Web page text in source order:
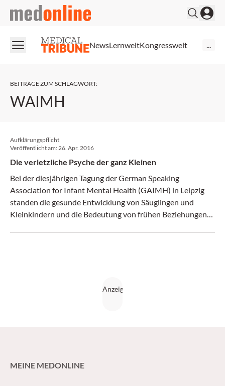
medonline
NewsLernweltKongresswelt
BEITRÄGE ZUM SCHLAGWORT:
WAIMH
Aufklärungspflicht
Veröffentlicht am:26. Apr. 2016
Die verletzliche Psyche der ganz Kleinen
Bei der diesjährigen Tagung der German Speaking
Association for Infant Mental Health (GAIMH) in Leipzig
standen die gesunde Entwicklung von Säuglingen und
Kleinkindern und die Bedeutung von frühen Beziehungen
MEINE MEDONLINE